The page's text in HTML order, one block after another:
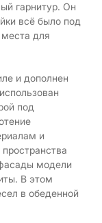
гарнитур. Он
всё было под
для
и дополнен
под
и
модели
В этом
в обеденной